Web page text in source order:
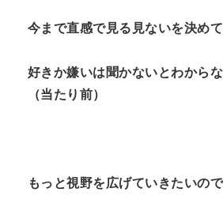
今まで直感で見る見ないを決め
好きか嫌いは聞かないとわから
（当たり前）
もっと視野を広げていきたいので